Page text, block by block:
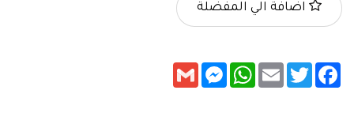
اضافة الي المفضلة
Facebook
Twitter
Email
WhatsApp
Messenger
Gmail